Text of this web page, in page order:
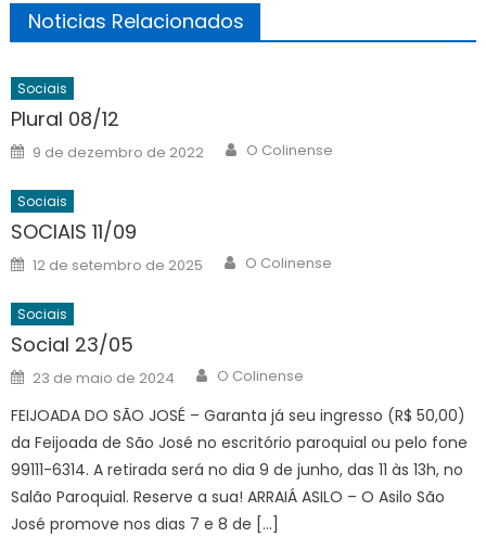
Noticias Relacionados
Sociais
Plural 08/12
Posted
on
9 de dezembro de 2022 Author
O Colinense
Sociais
SOCIAIS 11/09
Posted
on
12 de setembro de 2025 Author
O Colinense
Sociais
Social 23/05
Posted
on
23 de maio de 2024 Author
O Colinense
FEIJOADA DO SÃO JOSÉ – Garanta já seu ingresso (R$ 50,00)
da Feijoada de São José no escritório paroquial ou pelo fone
99111-6314. A retirada será no dia 9 de junho, das 11 às 13h, no
Salão Paroquial. Reserve a sua! ARRAIÁ ASILO – O Asilo São
José promove nos dias 7 e 8 de […]